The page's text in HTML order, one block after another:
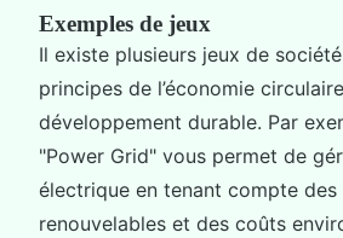
Exemples de jeux
Il existe plusieurs jeux de
principes de l’économie
développement durable. Par
"Power Grid" vous permet de
électrique en tenant compte des
renouvelables et des coûts